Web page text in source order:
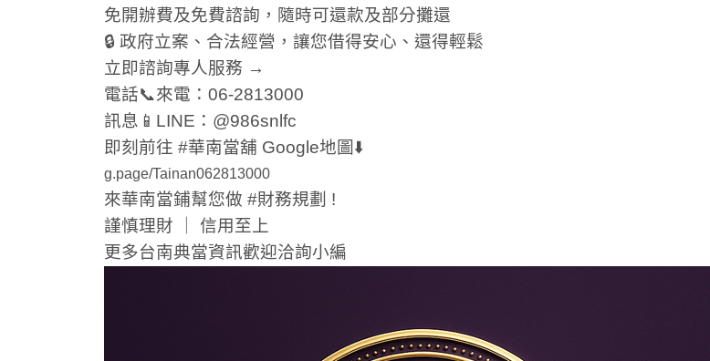
免開辦費及免費諮詢，隨時可還款及部分攤還
🔒 政府立案、合法經營，讓您借得安心、還得輕鬆
立即諮詢專人服務 →
電話📞來電：06-2813000
訊息📱LINE：@986snlfc
即刻前往 #華南當舖 Google地圖⬇️
g.page/Tainan062813000
來華南當鋪幫您做 #財務規劃 !
謹慎理財 ｜ 信用至上
更多台南典當資訊歡迎洽詢小編